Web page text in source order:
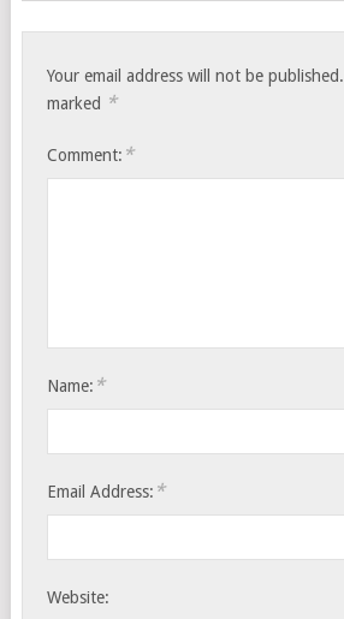
Your email address will not be published.
marked *
Comment: *
Name: *
Email Address: *
Website: